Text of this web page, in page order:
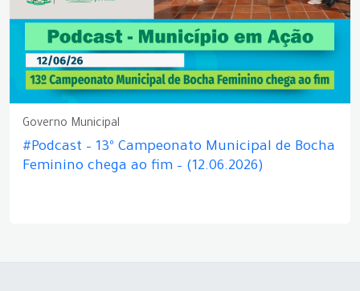
Governo Municipal
#Podcast – 13º Campeonato Municipal de Bocha
Feminino chega ao fim – (12.06.2026)